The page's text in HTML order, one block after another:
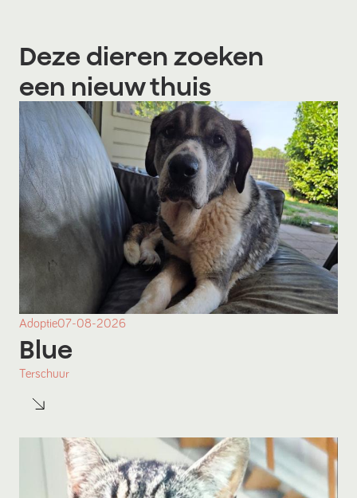
Deze dieren zoeken
een nieuw thuis
Adoptie07-08-2026
Blue
Terschuur